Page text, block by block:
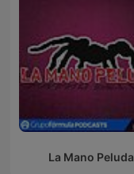
La Mano Peluda